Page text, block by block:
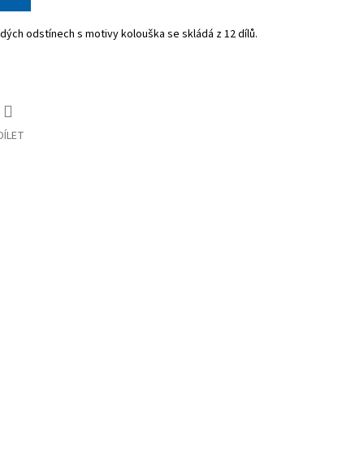
odstínech s motivy kolouška se skládá z 12 dílů.